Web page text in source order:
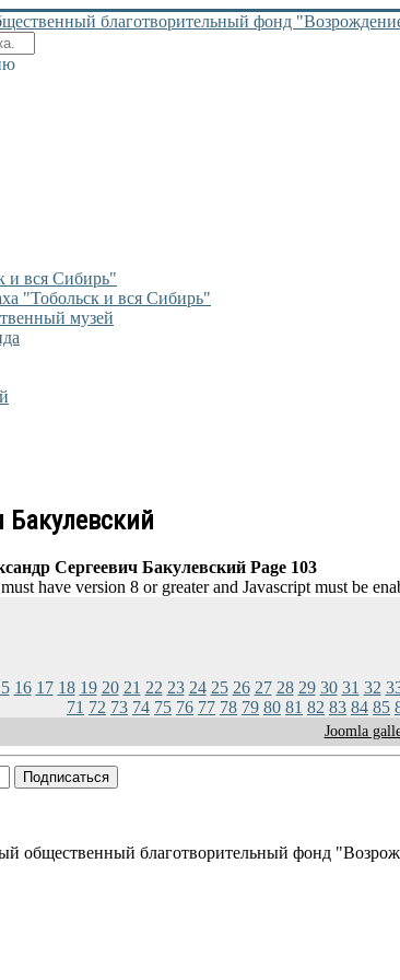
и вся Сибирь"
"Тобольск и вся Сибирь"
музей
Бакулевский
Сергеевич Бакулевский Page 103
have version 8 or greater and Javascript must be
16 17 18 19 20 21 22 23 24 25 26 27 28 29 30 31 32
71 72 73 74 75 76 77 78 79 80 81 82 83 84 85
Joomla
Подписаться
общественный благотворительный фонд